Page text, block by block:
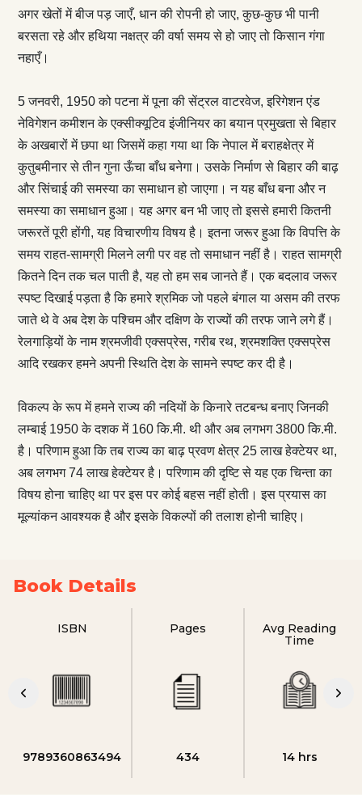
अगर खेतों में बीज पड़ जाएँ, धान की रोपनी हो जाए, कुछ-कुछ भी पानी
बरसता रहे और हथिया नक्षत्र की वर्षा समय से हो जाए तो किसान गंगा
नहाएँ।
5 जनवरी, 1950 को पटना में पूना की सेंट्रल वाटरवेज, इरिगेशन एंड
नेविगेशन कमीशन के एक्सीक्यूटिव इंजीनियर का बयान प्रमुखता से बिहार
के अखबारों में छपा था जिसमें कहा गया था कि नेपाल में बराहक्षेत्र में
कुतुबमीनार से तीन गुना ऊँचा बाँध बनेगा। उसके निर्माण से बिहार की बाढ़
और सिंचाई की समस्या का समाधान हो जाएगा। न यह बाँध बना और न
समस्या का समाधान हुआ। यह अगर बन भी जाए तो इससे हमारी कितनी
जरूरतें पूरी होंगी, यह विचारणीय विषय है। इतना जरूर हुआ कि विपत्ति के
समय राहत-सामग्री मिलने लगी पर वह तो समाधान नहीं है। राहत सामग्री
कितने दिन तक चल पाती है, यह तो हम सब जानते हैं। एक बदलाव जरूर
स्पष्ट दिखाई पड़ता है कि हमारे श्रमिक जो पहले बंगाल या असम की तरफ
जाते थे वे अब देश के पश्चिम और दक्षिण के राज्यों की तरफ जाने लगे हैं।
रेलगाड़ियों के नाम श्रमजीवी एक्सप्रेस, गरीब रथ, श्रमशक्ति एक्सप्रेस
आदि रखकर हमने अपनी स्थिति देश के सामने स्पष्ट कर दी है।
विकल्प के रूप में हमने राज्य की नदियों के किनारे तटबन्ध बनाए जिनकी
लम्बाई 1950 के दशक में 160 कि.मी. ​थी और अब लगभग 3800 कि.मी.
है। परिणाम हुआ कि तब राज्य का बाढ़ प्रवण क्षेत्र 25 लाख हेक्टेयर था,
अब लगभग 74 लाख हेक्टेयर है। परिणाम की दृष्टि से यह एक चिन्ता का
विषय होना चाहिए था पर इस पर कोई बहस नहीं होती। इस प्रयास का
मूल्यांकन आवश्यक है और इसके विकल्पों की तलाश होनी चाहिए।
Book Details
ISBN
9789360863494
Pages
434
Avg Reading
Time
14 hrs